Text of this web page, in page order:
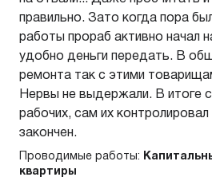
правильно. Зато когда пора
работы прораб активно начал
удобно деньги передать. В
ремонта так с этими
Нервы не выдержали. В итоге
рабочих, сам их
закончен.
Проводимые работы:
квартиры